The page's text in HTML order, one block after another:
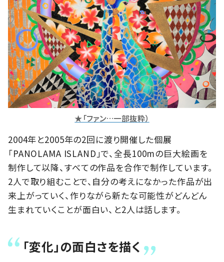
★「ファン…一部抜粋）
2004年と2005年の2回に渡り開催した個展
「PANOLAMA ISLAND」で、全長100mの巨大絵画を
制作して以降、すべての作品を合作で制作しています。
2人で取り組むことで、自分の考えになかった作品が出
来上がっていく、作りながら新たな可能性がどんどん
生まれていくことが面白い、と2人は話します。
「変化」の面白さを描く